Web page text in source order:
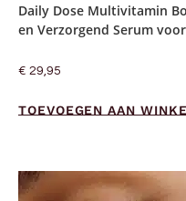
Daily Dose Multivitamin
en Verzorgend Serum
€ 29,95
TOEVOEGEN AAN